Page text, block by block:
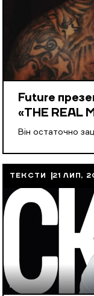
Future
«THE REAL
Він остаточно
ТЕКСТИ 21 ЛИП,